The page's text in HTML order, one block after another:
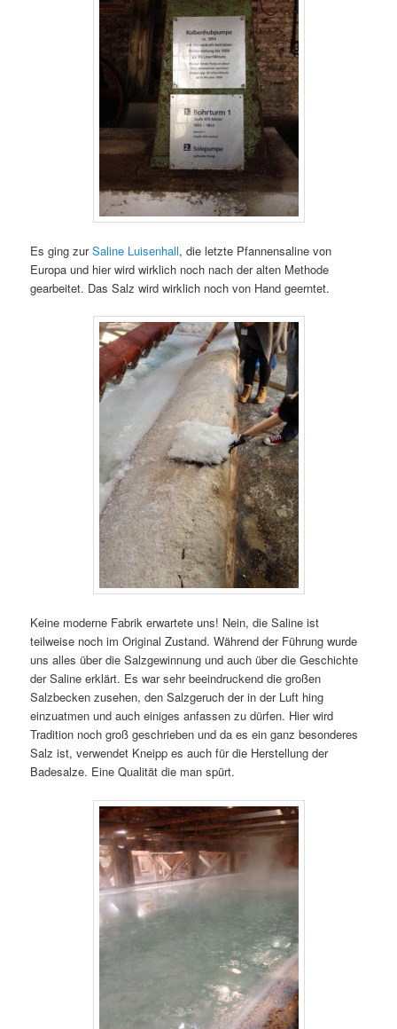
Es ging zurSaline Luisenhall, die letzte Pfannensaline von
Europa und hier wird wirklich noch nach der alten Methode
gearbeitet. Das Salz wird wirklich noch von Hand geerntet.
Keine moderne Fabrik erwartete uns! Nein, die Saline ist
teilweise noch im Original Zustand. Während der Führung wurde
uns alles über die Salzgewinnung und auch über die Geschichte
der Saline erklärt. Es war sehr beeindruckend die großen
Salzbecken zusehen, den Salzgeruch der in der Luft hing
einzuatmen und auch einiges anfassen zu dürfen. Hier wird
Tradition noch groß geschrieben und da es ein ganz besonderes
Salz ist, verwendet Kneipp es auch für die Herstellung der
Badesalze. Eine Qualität die man spürt.